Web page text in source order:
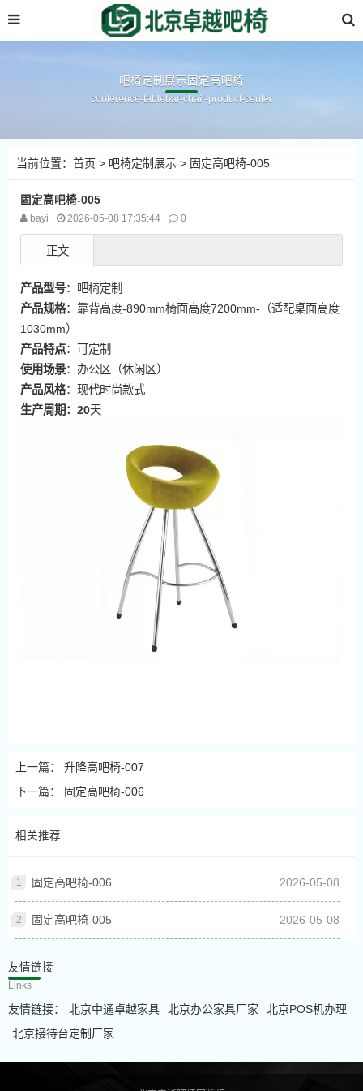
吧椅定制展示固定高吧椅
conference-tablebar-chair-product-center
当前位置： 首页 > 吧椅定制展示 > 固定高吧椅-005
固定高吧椅-005
bayi 2026-05-08 17:35:44 0
正文
产品型号：吧椅定制
产品规格：靠背高度-890mm椅面高度7200mm-（适配桌面高度
1030mm）
产品特点：可定制
使用场景：办公区（休闲区）
产品风格：现代时尚款式
生产周期：20天
上一篇： 升降高吧椅-007
下一篇：
固定高吧椅-006
相关推荐
固定高吧椅-006 2026-05-08
固定高吧椅-005 2026-05-08
友情链接
Links
友情链接： 北京中通卓越家具 北京办公家具厂家
北京POS机办理
北京接待台定制厂家